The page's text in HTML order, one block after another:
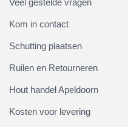
Kom in contact
Schutting plaatsen
Ruilen en Retourneren
Hout handel Apeldoorn
Kosten voor levering